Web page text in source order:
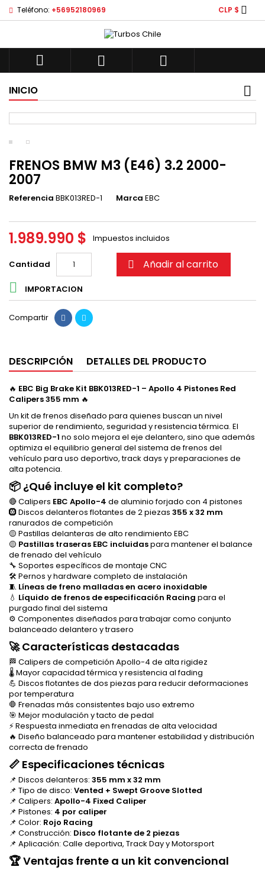
Teléfono: +56952180969 CLP $ 
  
INICIO
FRENOS BMW M3 (E46) 3.2 2000-
2007
Referencia BBK013RED-1 Marca EBC
1.989.990 $ Impuestos incluidos
Cantidad  Añadir al carrito
 IMPORTACION
Compartir
DESCRIPCIÓN DETALLES DEL PRODUCTO
🔥 EBC Big Brake Kit BBK013RED-1 – Apollo 4 Pistones Red
Calipers 355 mm 🔥
Un kit de frenos diseñado para quienes buscan un nivel
superior de rendimiento, seguridad y resistencia térmica. El
BBK013RED-1 no solo mejora el eje delantero, sino que además
optimiza el equilibrio general del sistema de frenos del
vehículo para uso deportivo, track days y preparaciones de
alta potencia.
📦 ¿Qué incluye el kit completo?
🔴 Calipers EBC Apollo-4 de aluminio forjado con 4 pistones
🛞 Discos delanteros flotantes de 2 piezas 355 x 32 mm
ranurados de competición
🟡 Pastillas delanteras de alto rendimiento EBC
🟡 Pastillas traseras EBC incluidaspara mantener el balance
de frenado del vehículo
🔧 Soportes específicos de montaje CNC
🛠️ Pernos y hardware completo de instalación
🧵 Líneas de freno malladas en acero inoxidable
💧 Líquido de frenos de especificación Racing para el
purgado final del sistema
⚙️ Componentes diseñados para trabajar como conjunto
balanceado delantero y trasero
🚀 Características destacadas
🏁 Calipers de competición Apollo-4 de alta rigidez
🌡️ Mayor capacidad térmica y resistencia al fading
💪 Discos flotantes de dos piezas para reducir deformaciones
por temperatura
🛑 Frenadas más consistentes bajo uso extremo
🎯 Mejor modulación y tacto de pedal
⚡ Respuesta inmediata en frenadas de alta velocidad
🔥 Diseño balanceado para mantener estabilidad y distribución
correcta de frenado
📏 Especificaciones técnicas
📌 Discos delanteros: 355 mm x 32 mm
📌 Tipo de disco: Vented + Swept Groove Slotted
📌 Calipers: Apollo-4 Fixed Caliper
📌 Pistones: 4 por caliper
📌 Color: Rojo Racing
📌 Construcción: Disco flotante de 2 piezas
📌 Aplicación: Calle deportiva, Track Day y Motorsport
🏆 Ventajas frente a un kit convencional